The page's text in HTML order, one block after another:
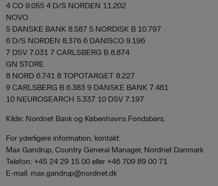
4 CO 9.055 4 D/S NORDEN 11.202
NOVO
5 DANSKE BANK 8.587 5 NORDISK B 10.797
6 D/S NORDEN 8.376 6 DANISCO 9.196
7 DSV 7.031 7 CARLSBERG B 8.874
GN STORE
8 NORD 6.741 8 TOPOTARGET 8.227
9 CARLSBERG B 6.383 9 DANSKE BANK 7.461
10 NEUROSEARCH 5.337 10 DSV 7.197
Kilde: Nordnet Bank og Københavns Fondsbørs.
For yderligere information, kontakt:
Max Gandrup, Country General Manager, Nordnet Danmark
Telefon: +45 24 29 15 00 eller +46 709 89 00 71
E-mail: max.gandrup@nordnet.dk